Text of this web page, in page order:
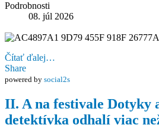
Podrobnosti
08. júl 2026
Čítať ďalej…
Share
powered by social2s
II. A na festivale Dotyky
detektívka odhalí viac